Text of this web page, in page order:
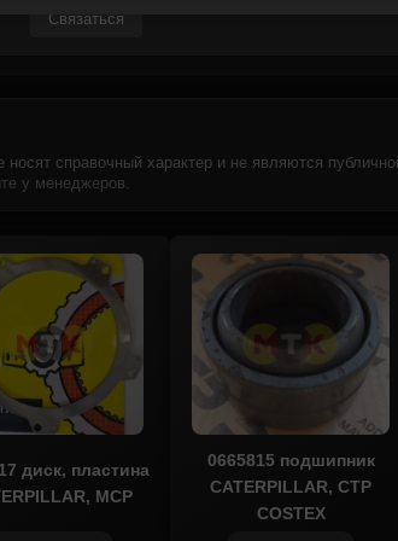
Связаться
справочный характер и не являются
у менеджеров.
диск, пластина
MCP
0665815 подшипник
CATERPILLAR, CTP
COSTEX